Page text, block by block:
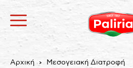
Αρχική Μεσογειακή Διατροφή